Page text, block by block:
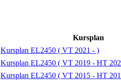
Kursplan
Kursplan EL2450 ( VT 2021 - )
Kursplan EL2450 ( VT 2019 - HT
Kursplan EL2450 ( VT 2015 - HT